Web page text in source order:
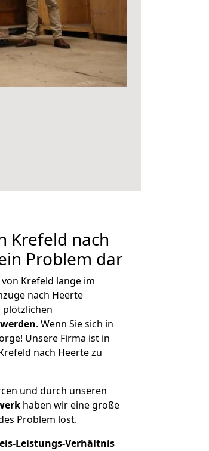
Krefeld nach
Problem dar
Krefeld lange im
nach Heerte
plötzlichen
. Wenn Sie sich in
Unsere Firma ist in
nach Heerte zu
und durch unseren
haben wir eine große
Problem löst.
Leistungs-Verhältnis